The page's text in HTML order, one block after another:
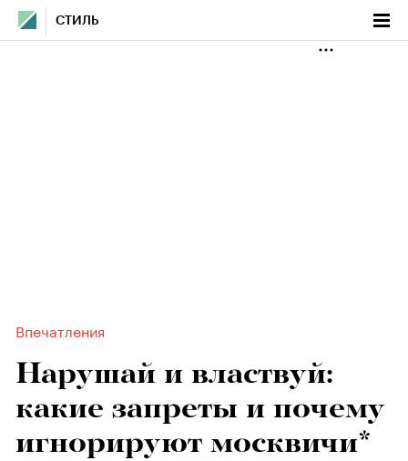
СТИЛЬ
Впечатления
Нарушай и властвуй:
какие запреты и почему
игнорируют москвичи*